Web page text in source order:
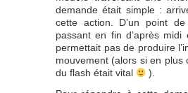
demande était simple :
cette action. D’un point
passant en fin d’après
permettait pas de produire
mouvement (alors si en plus
du flash était vital
).